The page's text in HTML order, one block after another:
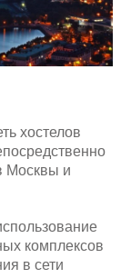
хостелов
Москвы и
комплексов
в сети